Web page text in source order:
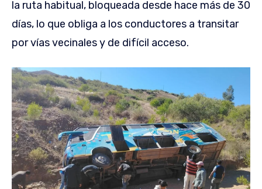
la ruta habitual, bloqueada desde hace más de 30
días, lo que obliga a los conductores a transitar
por vías vecinales y de difícil acceso.